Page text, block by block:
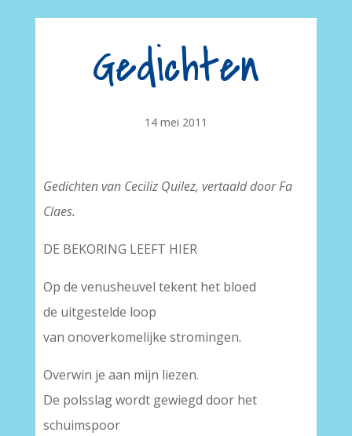
Gedichten
14 mei 2011
Gedichten van Ceciliz Quilez, vertaald door Fa
Claes.
DE BEKORING LEEFT HIER
Op de venusheuvel tekent het bloed
de uitgestelde loop
van onoverkomelijke stromingen.
Overwin je aan mijn liezen.
De polsslag wordt gewiegd door het
schuimspoor